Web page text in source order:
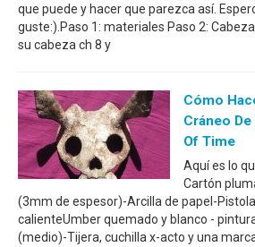
que puede y hacer que parezca así.
guste:).Paso 1: materiales Paso 2:
su cabeza ch 8 y
Cómo
Cráneo
Of Time
Aquí es lo
Cartón
(3mm de espesor)-Arcilla de papel-
calienteUmber quemado y blanco -
(medio)-Tijera, cuchilla x-acto y una